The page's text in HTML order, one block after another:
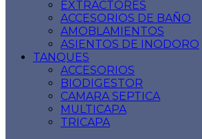
EXTRACTORES
ACCESORIOS DE BAÑO
AMOBLAMIENTOS
ASIENTOS DE INODORO
TANQUES
ACCESORIOS
BIODIGESTOR
CAMARA SEPTICA
MULTICAPA
TRICAPA